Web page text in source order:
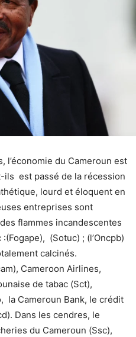
l’économie du Cameroun est
ils est passé de la récession
lourd et éloquent en
entreprises sont
flammes incandescentes
(Sotuc) ; (l’Oncpb)
calcinés.
Cameroon Airlines,
de tabac (Sct),
la Cameroun Bank, le crédit
Dans les cendres, le
du Cameroun (Ssc),